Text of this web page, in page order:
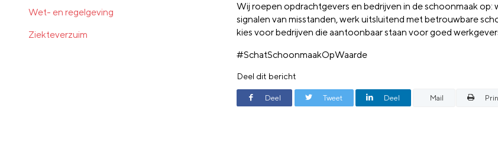
Wij roepen opdrachtgevers en bedrijven in de schoonmaak op:
signalen van misstanden, werk uitsluitend met betrouwbare
kies voor bedrijven die aantoonbaar staan voor goed
#SchatSchoonmaakOpWaarde
Deel dit bericht
Deel Tweet Deel Mail
Wet- en regelgeving
Ziekteverzuim